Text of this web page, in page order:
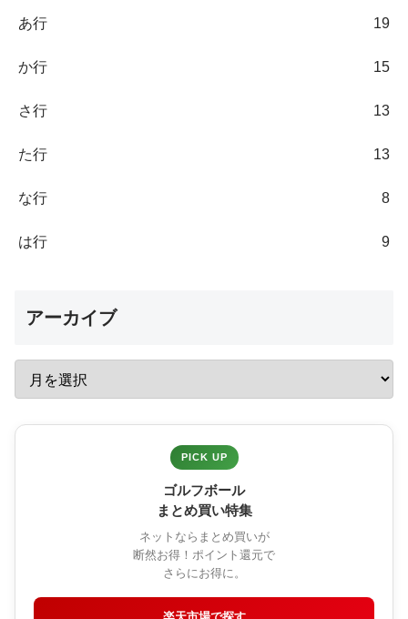
あ行 19
か行 15
さ行 13
た行 13
な行 8
は行 9
アーカイブ
PICK UP
ゴルフボール
まとめ買い特集
ネットならまとめ買いが
断然お得！ポイント還元で
さらにお得に。